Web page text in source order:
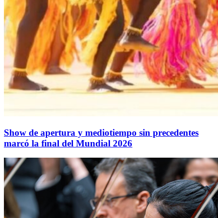
Show de apertura y mediotiempo sin precedentes
marcó la final del Mundial 2026